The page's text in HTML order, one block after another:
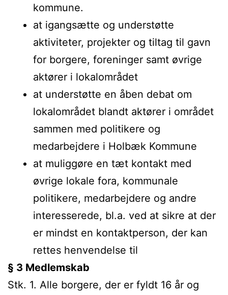
kommune.
at igangsætte og understøtte
aktiviteter, projekter og tiltag til gavn
for borgere, foreninger samt øvrige
aktører i lokalområdet
at understøtte en åben debat om
lokalområdet blandt aktører i området
sammen med politikere og
medarbejdere i Holbæk Kommune
at muliggøre en tæt kontakt med
øvrige lokale fora, kommunale
politikere, medarbejdere og andre
interesserede, bl.a. ved at sikre at der
er mindst en kontaktperson, der kan
rettes henvendelse til
§ 3 Medlemskab
Stk. 1. Alle borgere, der er fyldt 16 år og